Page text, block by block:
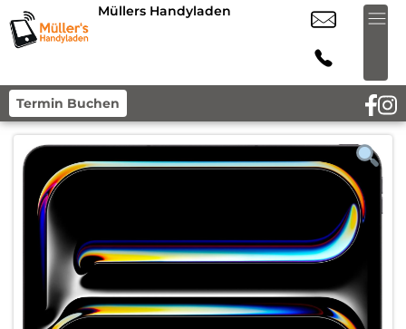
Müllers Handyladen
Termin Buchen